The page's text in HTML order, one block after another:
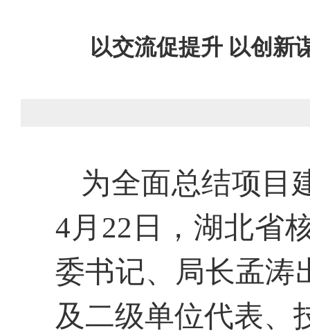
以交流促提升 以创
为全面总结项目
4月22日，湖北省
委书记、局长孟涛
及二级单位代表、